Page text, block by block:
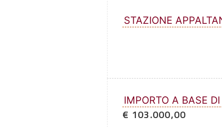
STAZIONE
IMPORTO A BASE
€ 103.000,00